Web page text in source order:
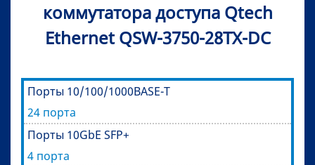
коммутатора доступа Qtech
Ethernet QSW-3750-28TX-DC
Порты 10/100/1000BASE-T
24 порта
Порты 10GbE SFP+
4 порта